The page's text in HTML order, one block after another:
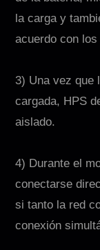
la carga y
acuerdo con
3) Una vez que
cargada, HPS
aislado.
4) Durante el
conectarse
si tanto la red
conexión